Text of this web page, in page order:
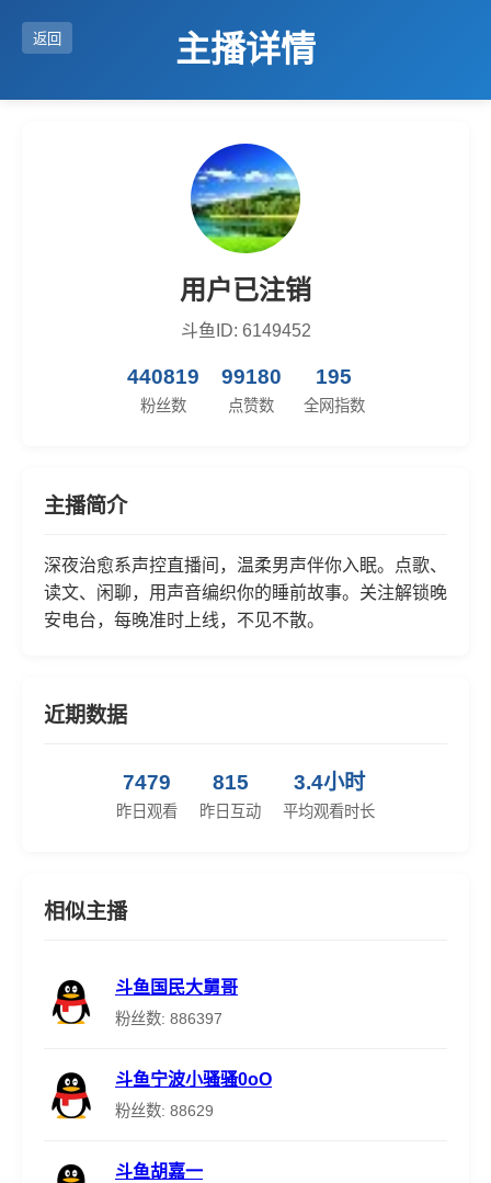
返回 主播详情
用户已注销
斗鱼ID: 6149452
440819
粉丝数
99180
点赞数
195
全网指数
主播简介
深夜治愈系声控直播间，温柔男声伴你入眠。点歌、
读文、闲聊，用声音编织你的睡前故事。关注解锁晚
安电台，每晚准时上线，不见不散。
近期数据
7479
昨日观看
815
昨日互动
3.4小时
平均观看时长
相似主播
斗鱼国民大舅哥
粉丝数: 886397
斗鱼宁波小骚骚0oO
粉丝数: 88629
斗鱼胡嘉一